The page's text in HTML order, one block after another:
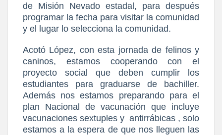
de Misión Nevado estadal, para después
programar la fecha para visitar la comunidad
y el lugar lo selecciona la comunidad.
Acotó López, con esta jornada de felinos y
caninos, estamos cooperando con el
proyecto social que deben cumplir los
estudiantes para graduarse de bachiller.
Además nos estamos preparando para el
plan Nacional de vacunación que incluye
vacunaciones sextuples y antirrábicas , solo
estamos a la espera de que nos lleguen las